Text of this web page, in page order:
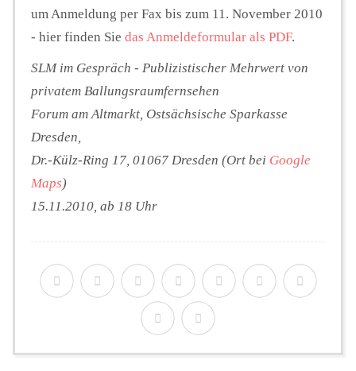
um Anmeldung per Fax bis zum 11. November 2010
- hier finden Sie das Anmeldeformular als PDF.
SLM im Gespräch - Publizistischer Mehrwert von
privatem Ballungsraumfernsehen
Forum am Altmarkt, Ostsächsische Sparkasse
Dresden,
Dr.-Külz-Ring 17, 01067 Dresden (Ort bei Google
Maps)
15.11.2010, ab 18 Uhr